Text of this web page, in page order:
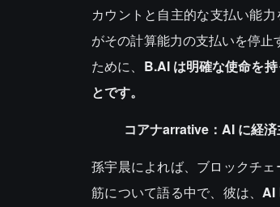
カウントと自主的な支払い能
がその計算能力の支払いを停
ために、 B.AI は明確な使命を
とです。
コアナarrative：AI に経
孫宇晨によれば、ブロックチ
筋について語る中で、彼は、AI